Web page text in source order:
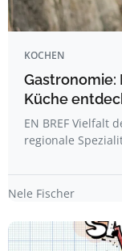
KOCHEN
Gastronomie:
Küche
EN BREF Vielfalt
regionale
Nele Fischer